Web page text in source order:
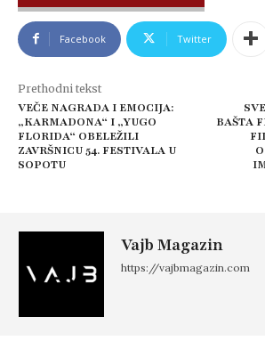
Facebook Twitter
Prethodni tekst
VEČE NAGRADA I EMOCIJA:
„KARMADONA“ I „YUGO
FLORIDA“ OBELEŽILI
ZAVRŠNICU 54. FESTIVALA U
SOPOTU
BAŠTA
Vajb Magazin
https://vajbmagazin.com